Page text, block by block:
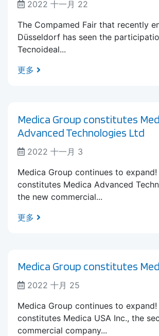
2022 十一月 22
The Compamed Fair that recently
Düsseldorf has seen the
Tecnoideal...
更多
Medica Group constitutes
Advanced Technologies Ltd
2022 十一月 3
Medica Group continues to expand!
constitutes Medica Advanced
the new commercial...
更多
Medica Group constitutes
2022 十月 25
Medica Group continues to expand!
constitutes Medica USA Inc., the
commercial company...